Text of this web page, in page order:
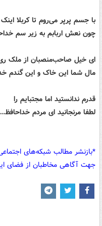
با جسم پرپر می‌روم تا کربلا اینک
چون نعش اربابم به زیر سم
ای خیل صاحب‌منصبان از ملک
مال شما این خاک و این گندم
قدرم ندانستید اما مجتبایم را
لطفا مرنجانید ای مردم خداحافظ...
*بازنشر مطالب شبکه‌های
جهت آگاهی مخاطبان از فضای